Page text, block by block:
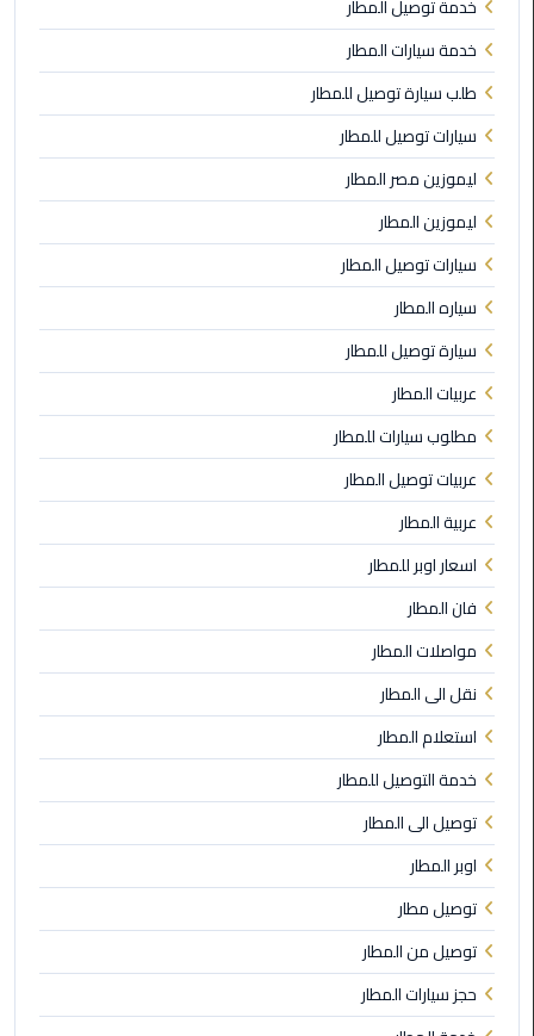
الي
اسكندرية
تاكسي
العاصمة
ليموزين
مطار
برج
العرب
الدولي
تاكسي
لندن
ليموزين
مطار
برج
العرب
الي
مرسي
مطروح
تاكسي
اسكندريه
ليموزين
مطار
برج
العرب
والإسكندرية
ليموزين
دمياط
ليموزين
خدمة توصيل المطار
خدمة سيارات المطار
طلب سيارة توصيل للمطار
سيارات توصيل للمطار
ليموزين مصر المطار
ليموزين المطار
سيارات توصيل المطار
سياره المطار
سيارة توصيل للمطار
عربيات المطار
مطلوب سيارات للمطار
عربيات توصيل المطار
عربية المطار
اسعار اوبر للمطار
فان المطار
مواصلات المطار
نقل الى المطار
استعلام المطار
خدمة التوصيل للمطار
توصيل الى المطار
اوبر المطار
توصيل مطار
توصيل من المطار
حجز سيارات المطار